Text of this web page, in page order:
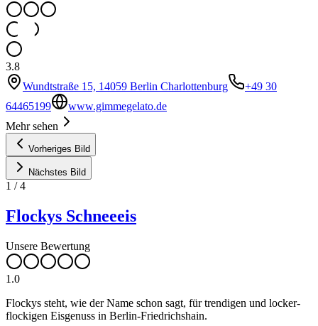
3.8
Wundtstraße 15, 14059 Berlin Charlottenburg
+49 30
64465199
www.gimmegelato.de
Mehr sehen
Vorheriges Bild
Nächstes Bild
1 /4
Flockys Schneeeis
Unsere Bewertung
1.0
Flockys steht, wie der Name schon sagt, für trendigen und locker-
flockigen Eisgenuss in Berlin-Friedrichshain.